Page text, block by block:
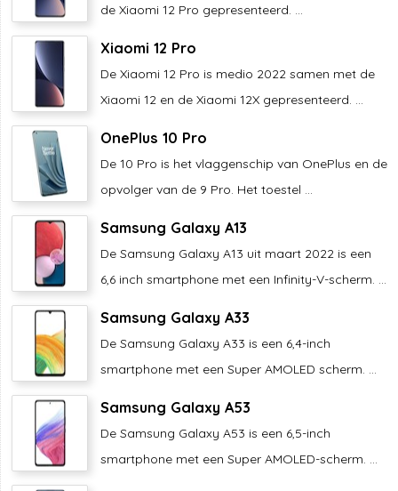
de Xiaomi 12 Pro gepresenteerd. ...
Xiaomi 12 Pro
De Xiaomi 12 Pro is medio 2022 samen met de
Xiaomi 12 en de Xiaomi 12X gepresenteerd. ...
OnePlus 10 Pro
De 10 Pro is het vlaggenschip van OnePlus en de
opvolger van de 9 Pro. Het toestel ...
Samsung Galaxy A13
De Samsung Galaxy A13 uit maart 2022 is een
6,6 inch smartphone met een Infinity-V-scherm. ...
Samsung Galaxy A33
De Samsung Galaxy A33 is een 6,4-inch
smartphone met een Super AMOLED scherm. ...
Samsung Galaxy A53
De Samsung Galaxy A53 is een 6,5-inch
smartphone met een Super AMOLED-scherm. ...